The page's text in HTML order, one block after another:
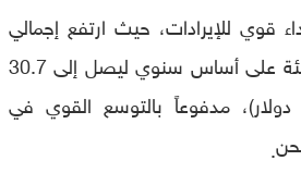
قوي للإيرادات، حيث ارتفع إجمالي
الإيرادات بنسبة 21 بالمئة على أساس سنوي ليصل إلى 30.7
(8.4 مليار دولار)، مدفوعاً بالتوسع القوي في
.